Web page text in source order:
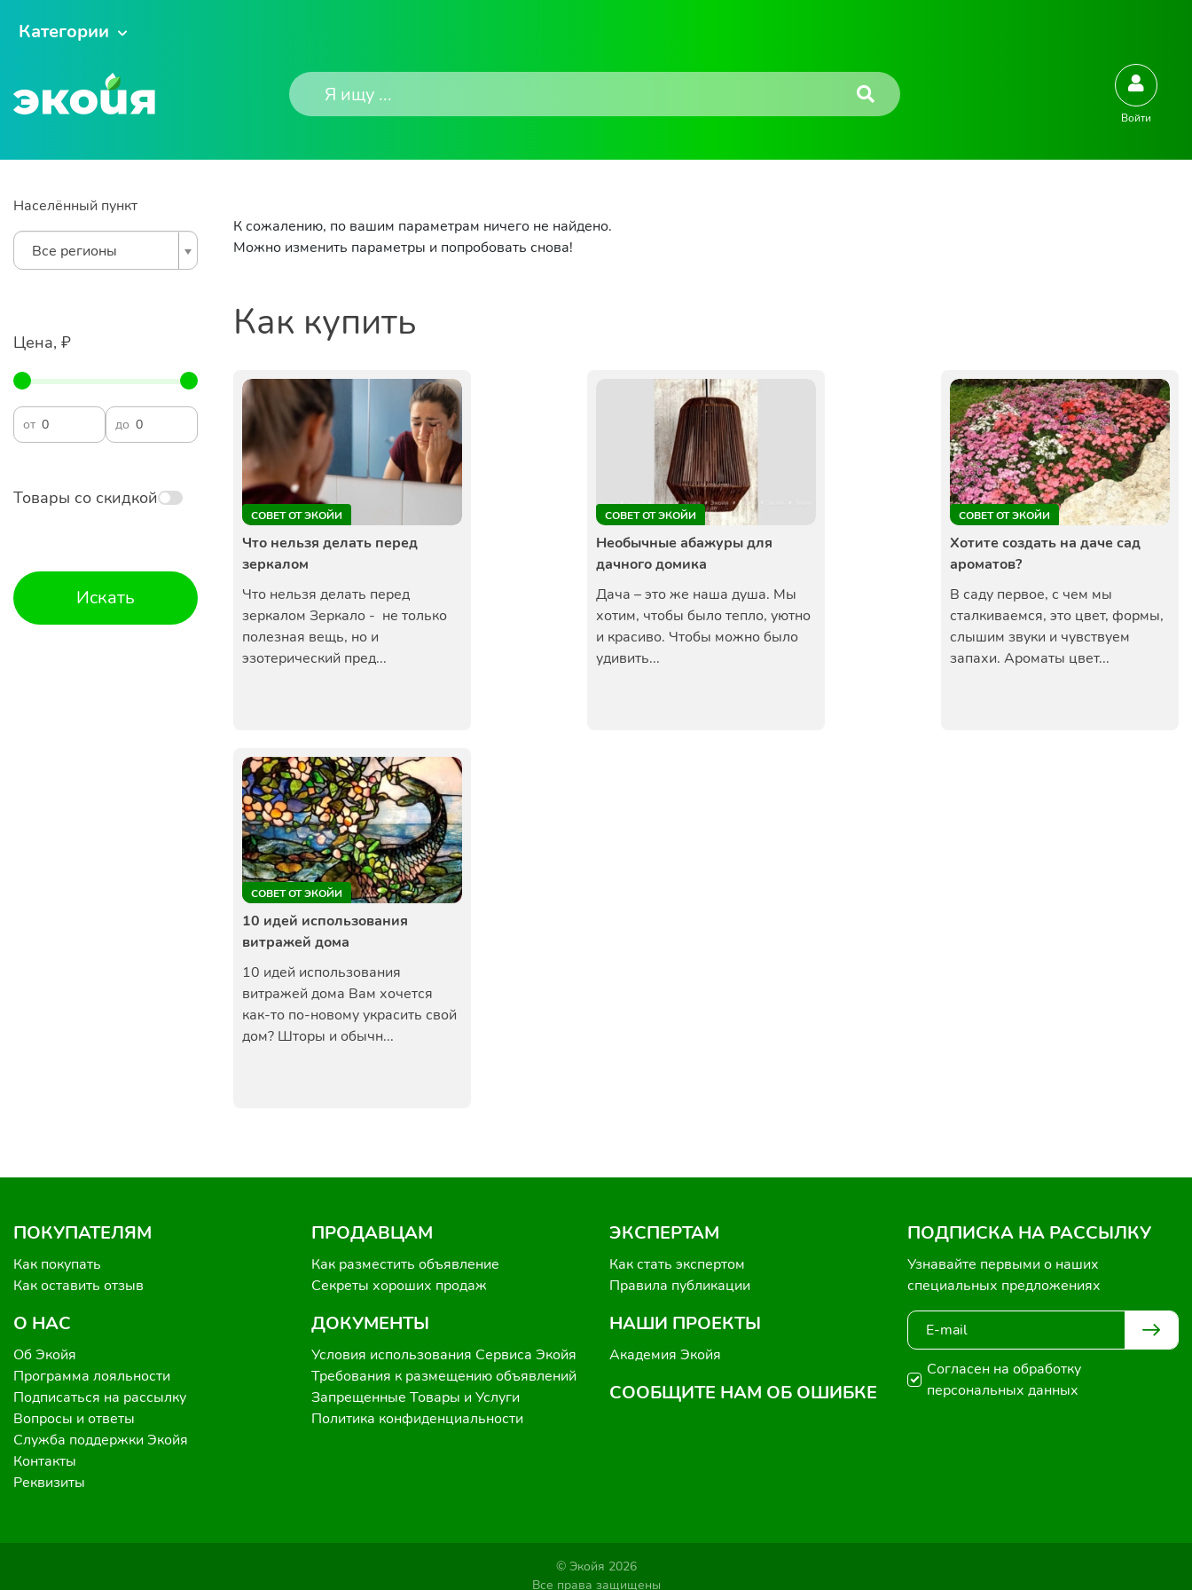
Категории
Войти
Населённый пункт
Все регионы
Цена, ₽
от до
Товары со скидкой
Искать
К сожалению, по вашим параметрам ничего не найдено.
Можно изменить параметры и попробовать снова!
Как купить
СОВЕТ ОТ ЭКОЙИ
Что нельзя делать перед
зеркалом
Что нельзя делать перед
зеркалом Зеркало - не только
полезная вещь, но и
эзотерический пред...
СОВЕТ ОТ ЭКОЙИ
Необычные абажуры для
дачного домика
Дача – это же наша душа. Мы
хотим, чтобы было тепло, уютно
и красиво. Чтобы можно было
удивить...
СОВЕТ ОТ ЭКОЙИ
Хотите создать на даче сад
ароматов?
В саду первое, с чем мы
сталкиваемся, это цвет, формы,
слышим звуки и чувствуем
запахи. Ароматы цвет...
СОВЕТ ОТ ЭКОЙИ
10 идей использования
витражей дома
10 идей использования
витражей дома Вам хочется
как-то по-новому украсить свой
дом? Шторы и обычн...
ПОКУПАТЕЛЯМ
Как покупать
Как оставить отзыв
О НАС
Об Экойя
Программа лояльности
Подписаться на рассылку
Вопросы и ответы
Служба поддержки Экойя
Контакты
Реквизиты
ПРОДАВЦАМ
Как разместить объявление
Секреты хороших продаж
ДОКУМЕНТЫ
Условия использования Сервиса Экойя
Требования к размещению объявлений
Запрещенные Товары и Услуги
Политика конфиденциальности
ЭКСПЕРТАМ
Как стать экспертом
Правила публикации
НАШИ ПРОЕКТЫ
Академия Экойя
СООБЩИТЕ НАМ ОБ ОШИБКЕ
ПОДПИСКА НА РАССЫЛКУ
Узнавайте первыми о наших
специальных предложениях
Согласен на обработку
персональных данных
© Экойя 2026
Все права защищены